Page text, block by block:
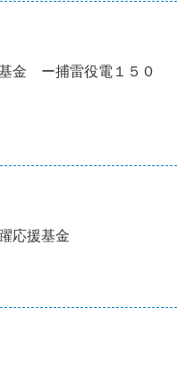
金 ー捕雷役電１５０
応援基金